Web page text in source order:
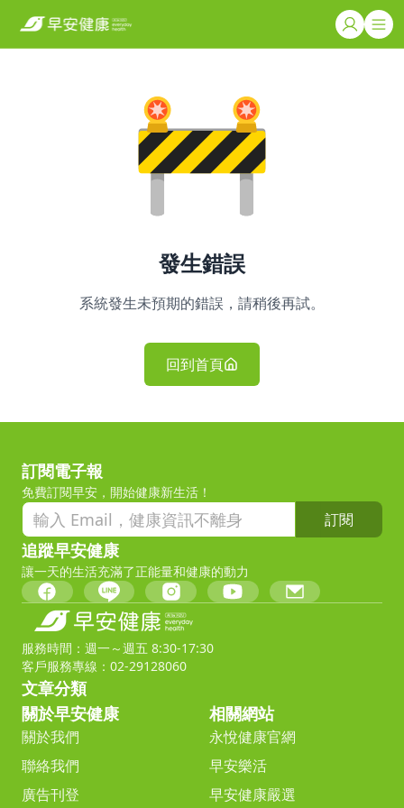
發生錯誤
系統發生未預期的錯誤，請稍後再試。
回到首頁
訂閱電子報
免費訂閱早安，開始健康新生活！
訂閱
追蹤早安健康
讓一天的生活充滿了正能量和健康的動力
服務時間：週一～週五 8:30-17:30
客戶服務專線：02-29128060
文章分類
關於早安健康
關於我們
聯絡我們
廣告刊登
相關網站
永悅健康官網
早安樂活
早安健康嚴選